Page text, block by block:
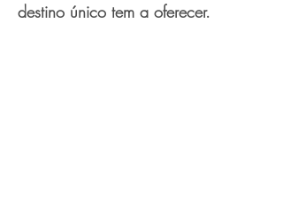
destino único tem a oferecer.